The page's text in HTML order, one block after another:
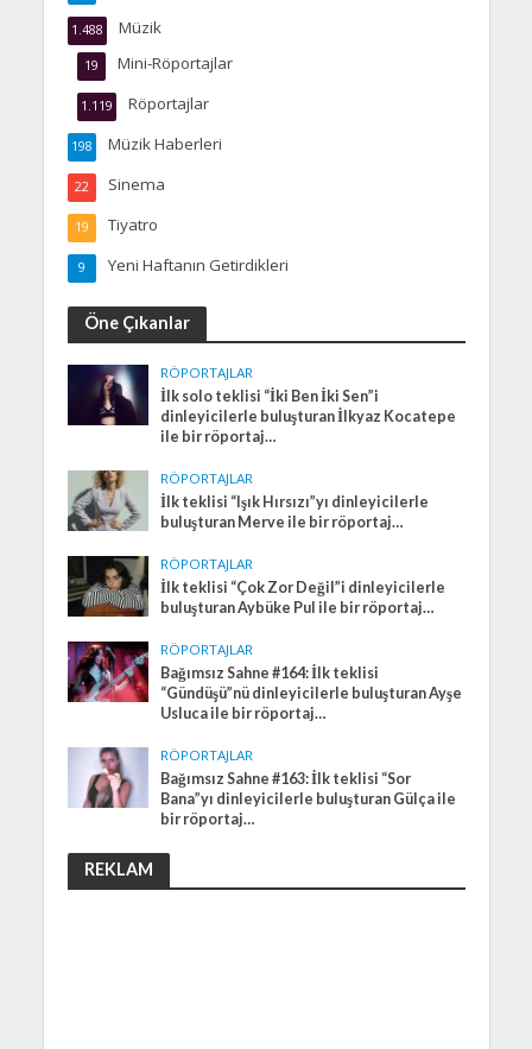
Müzik
1.488
Mini-Röportajlar
19
Röportajlar
1.119
Müzik Haberleri
198
Sinema
22
Tiyatro
19
Yeni Haftanın Getirdikleri
9
Öne Çıkanlar
RÖPORTAJLAR
İlk solo teklisi “İki Ben İki Sen”i
dinleyicilerle buluşturan İlkyaz Kocatepe
ile bir röportaj…
RÖPORTAJLAR
İlk teklisi “Işık Hırsızı”yı dinleyicilerle
buluşturan Merve ile bir röportaj…
RÖPORTAJLAR
İlk teklisi “Çok Zor Değil”i dinleyicilerle
buluşturan Aybüke Pul ile bir röportaj…
RÖPORTAJLAR
Bağımsız Sahne #164: İlk teklisi
“Gündüşü”nü dinleyicilerle buluşturan Ayşe
Usluca ile bir röportaj…
RÖPORTAJLAR
Bağımsız Sahne #163: İlk teklisi “Sor
Bana”yı dinleyicilerle buluşturan Gülça ile
bir röportaj…
REKLAM